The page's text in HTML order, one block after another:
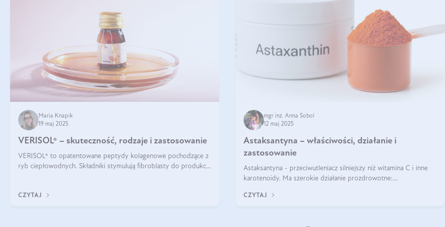
Maria Knapik
19 maj 2025
VERISOL® – skuteczność, rodzaje i zastosowanie
VERISOL® to opatentowane peptydy kolagenowe pochodzące z
ryb ciepłowodnych. Składniki stymulują fibroblasty do produkcji
komórek skóry.
CZYTAJ
mgr inż. Anna Sobol
12 maj 2025
Astaksantyna – właściwości, działanie i
zastosowanie
Astaksantyna - przeciwutleniacz silniejszy niż witamina C i inne
karotenoidy. Ma szerokie działanie prozdrowotne:
CZYTAJ